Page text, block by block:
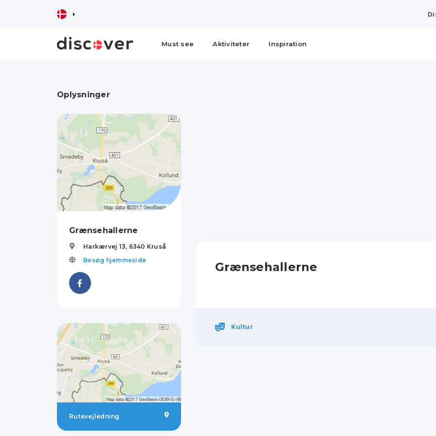
Must see Aktiviteter Inspiration
Oplysninger
Grænsehallerne
Harkærvej 13, 6340 Kruså
Besøg hjemmeside
Rutevejledning
Grænsehallerne
Kultur